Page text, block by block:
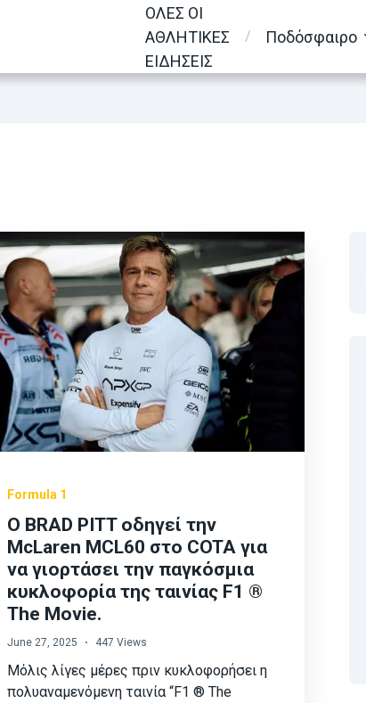
ΟΛΕΣ ΟΙ
ΑΘΛΗΤΙΚΕΣ
ΕΙΔΗΣΕΙΣ
Ποδόσφαιρο
Formula 1
Ο BRAD PITT οδηγεί την
McLaren MCL60 στο COTA για
να γιορτάσει την παγκόσμια
κυκλοφορία της ταινίας F1 ®
The Movie.
June 27, 2025 447 Views
Μόλις λίγες μέρες πριν κυκλοφορήσει η
πολυαναμενόμενη ταινία “F1 ® The